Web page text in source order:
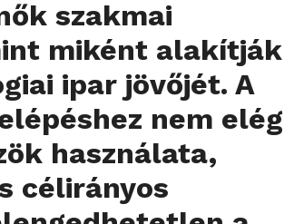
szakmai
miként alakítják
ipar jövőjét. A
nem elég
használata,
célirányos